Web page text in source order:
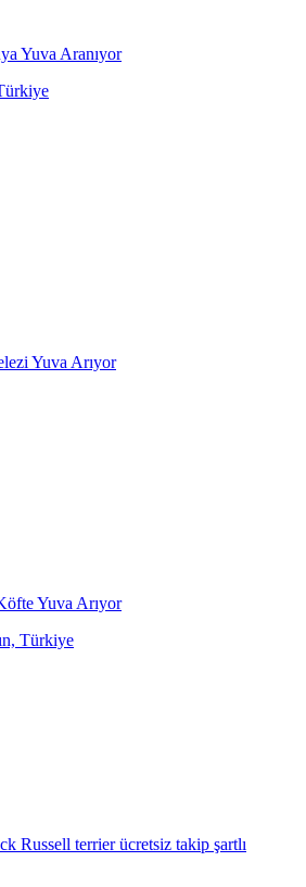
Yuva Aranıyor
Yuva Arıyor
Yuva Arıyor
Türkiye
Russell terrier ücretsiz takip şartlı